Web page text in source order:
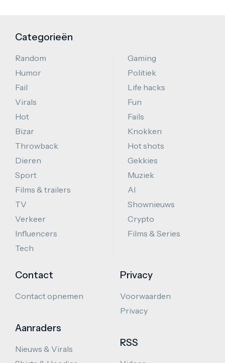
Categorieën
Random
Humor
Fail
Virals
Hot
Bizar
Throwback
Dieren
Sport
Films & trailers
TV
Verkeer
Influencers
Tech
Gaming
Politiek
Life hacks
Fun
Fails
Knokken
Hot shots
Gekkies
Muziek
AI
Shownieuws
Crypto
Films & Series
Contact
Contact opnemen
Aanraders
Nieuws & Virals
Privacy
Voorwaarden
Privacy
RSS